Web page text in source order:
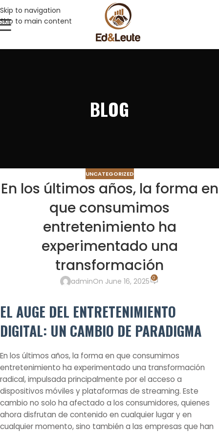
Skip to navigation
Skip to main content
BLOG
UNCATEGORIZED
En los últimos años, la forma en
que consumimos
entretenimiento ha
experimentado una
transformación
adminOn June 16, 2025 0
EL AUGE DEL ENTRETENIMIENTO
DIGITAL: UN CAMBIO DE PARADIGMA
En los últimos años, la forma en que consumimos
entretenimiento ha experimentado una transformación
radical, impulsada principalmente por el acceso a
dispositivos móviles y plataformas de streaming. Este
cambio no solo ha afectado a los consumidores, quienes
ahora disfrutan de contenido en cualquier lugar y en
cualquier momento, sino también a las empresas que han